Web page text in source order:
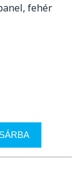
fehér